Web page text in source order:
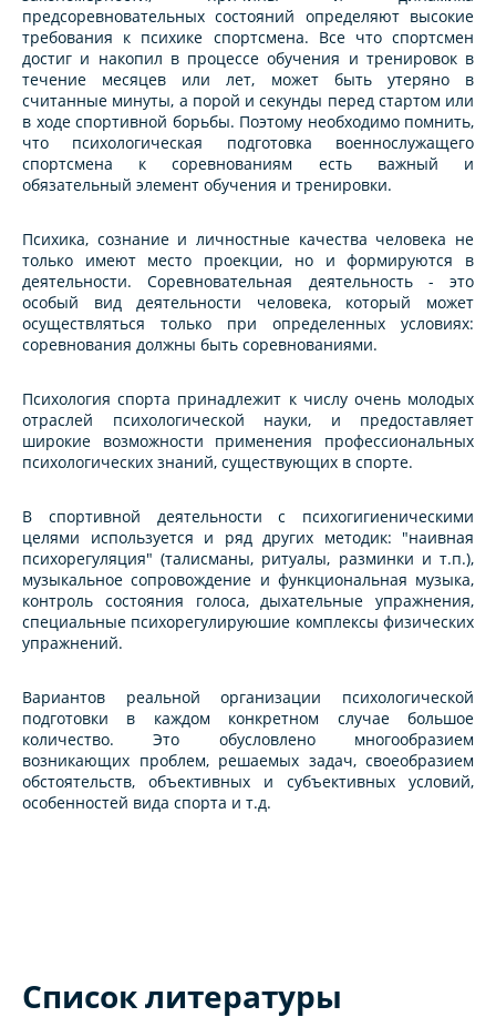
предсоревновательных состояний определяют высокие
требования к психике спортсмена. Все что спортсмен
достиг и накопил в процессе обучения и тренировок в
течение месяцев или лет, может быть утеряно в
считанные минуты, а порой и секунды перед стартом или
в ходе спортивной борьбы. Поэтому необходимо помнить,
что психологическая подготовка военнослужащего
спортсмена к соревнованиям есть важный и
обязательный элемент обучения и тренировки.
Психика, сознание и личностные качества человека не
только имеют место проекции, но и формируются в
деятельности. Соревновательная деятельность - это
особый вид деятельности человека, который может
осуществляться только при определенных условиях:
соревнования должны быть соревнованиями.
Психология спорта принадлежит к числу очень молодых
отраслей психологической науки, и предоставляет
широкие возможности применения профессиональных
психологических знаний, существующих в спорте.
В спортивной деятельности с психогигиеническими
целями используется и ряд других методик: "наивная
психорегуляция" (талисманы, ритуалы, разминки и т.п.),
музыкальное сопровождение и функциональная музыка,
контроль состояния голоса, дыхательные упражнения,
специальные психорегулируюшие комплексы физических
упражнений.
Вариантов реальной организации психологической
подготовки в каждом конкретном случае большое
количество. Это обусловлено многообразием
возникающих проблем, решаемых задач, своеобразием
обстоятельств, объективных и субъективных условий,
особенностей вида спорта и т.д.
Список литературы